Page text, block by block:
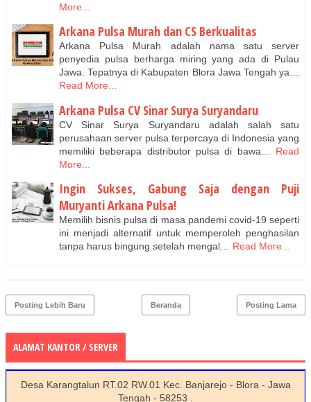
More...
Arkana Pulsa Murah dan CS Berkualitas
Arkana Pulsa Murah adalah nama satu server
penyedia pulsa berharga miring yang ada di Pulau
Jawa. Tepatnya di Kabupaten Blora Jawa Tengah ya…
Read More...
Arkana Pulsa CV Sinar Surya Suryandaru
CV Sinar Surya Suryandaru adalah salah satu
perusahaan server pulsa terpercaya di Indonesia yang
memiliki beberapa distributor pulsa di bawa…
Read
More...
Ingin Sukses, Gabung Saja dengan Puji
Muryanti Arkana Pulsa!
Memilih bisnis pulsa di masa pandemi covid-19 seperti
ini menjadi alternatif untuk memperoleh penghasilan
tanpa harus bingung setelah mengal…
Read More...
Posting Lebih Baru Posting Lama
Beranda
ALAMAT KANTOR / SERVER
Desa Karangtalun RT.02 RW.01 Kec. Banjarejo - Blora - Jawa
Tengah - 58253 .